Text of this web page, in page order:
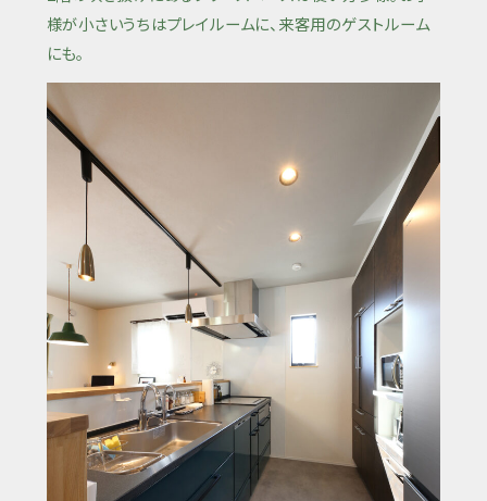
様が小さいうちはプレイルームに、来客用のゲストルーム
にも。